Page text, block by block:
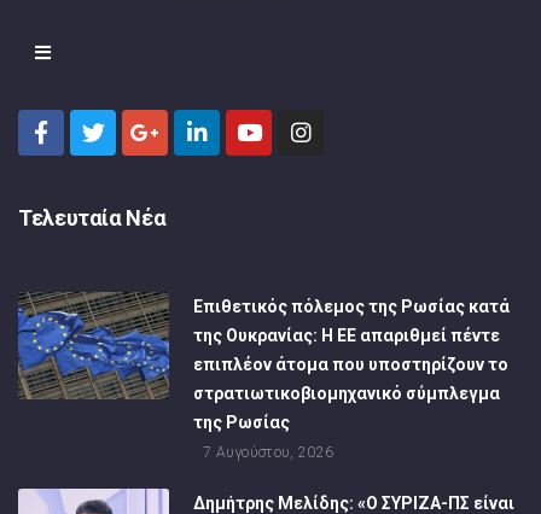
Τελευταία Νέα
Επιθετικός πόλεμος της Ρωσίας κατά
της Ουκρανίας: Η ΕΕ απαριθμεί πέντε
επιπλέον άτομα που υποστηρίζουν το
στρατιωτικοβιομηχανικό σύμπλεγμα
της Ρωσίας
7 Αυγούστου, 2026
Δημήτρης Μελίδης: «Ο ΣΥΡΙΖΑ-ΠΣ είναι